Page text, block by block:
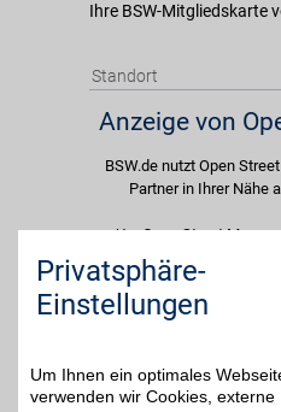
Ihre BSW-Mitgliedskarte
Standort
Anzeige von
BSW.de nutzt Open
Partner in Ihrer Nähe
Um Open Street Maps
bitte Ihre Cookie-
Sie "Externe Inhalte".
jederzeit über die
unteren
Privatsphäre-
Einstellungen
Um Ihnen ein optimales
verwenden wir Cookies,